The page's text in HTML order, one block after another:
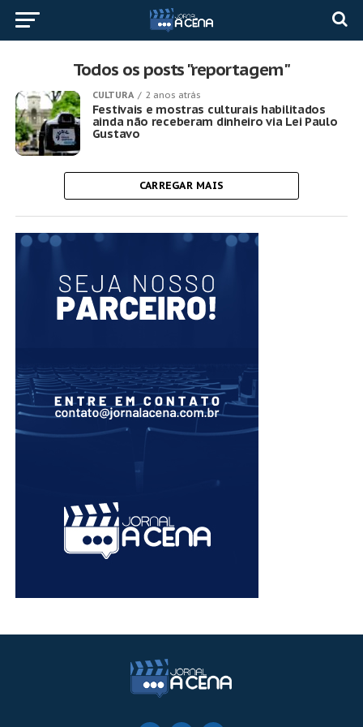
Todos os posts "reportagem"
CULTURA 2 anos atrás
Festivais e mostras culturais habilitados
ainda não receberam dinheiro via Lei Paulo
Gustavo
CARREGAR MAIS